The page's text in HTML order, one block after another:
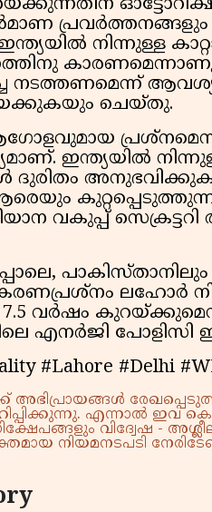
പ്രവര്‍ത്തനങ്ങളും
നിന്നുള്ള
നടത്തണമെന്ന്
ചെയ്തു.
ഇന്ത്യയില്‍
ദുരിതം
വകുപ്പ്
ലഹോര്‍
വര്‍ഷം
പോളിസി
#Lahore #Delhi
അഭിപ്രായങ്ങൾ
എന്നാൽ ഇവ
വിദ്വേഷ -
നിയമനടപടി